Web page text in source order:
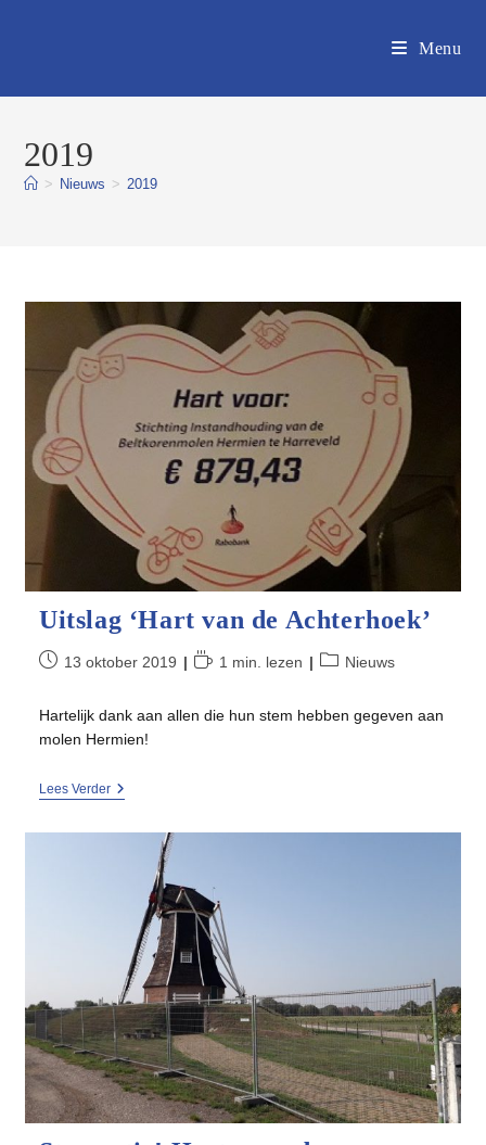
Menu
2019
> Nieuws > 2019
Uitslag ‘Hart van de Achterhoek’
Bericht
op:
13 oktober 2019 Leestijd:1 min. lezen Berichtcategorie:
Nieuws
Hartelijk dank aan allen die hun stem hebben gegeven aan
molen Hermien!
Lees VerderUitslag
Achterhoek’